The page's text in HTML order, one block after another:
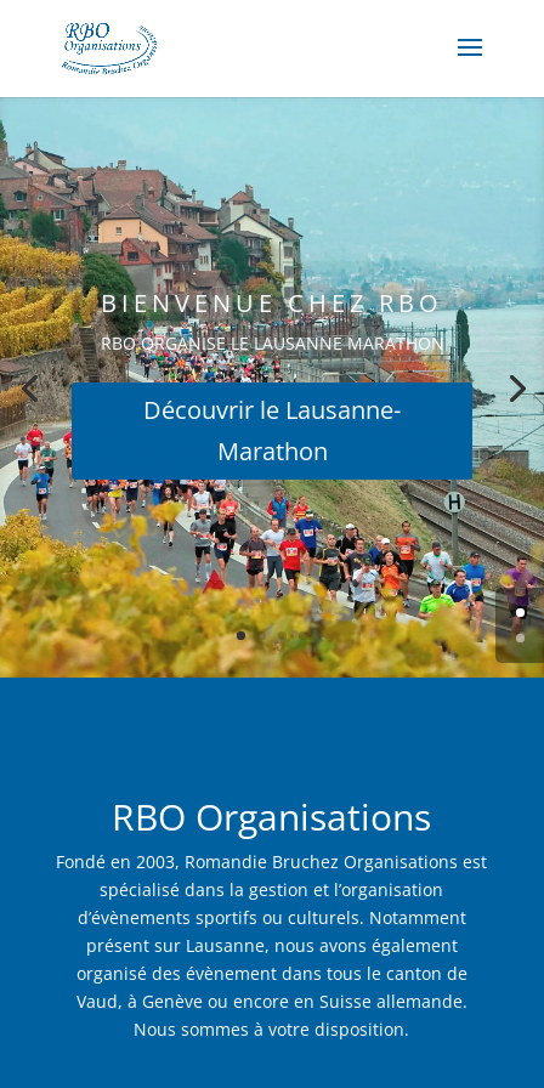
BIENVENUE CHEZ RBO
RBO ORGANISE LE LAUSANNE MARATHON
Découvrir le Lausanne-
Marathon
RBO Organisations
Fondé en 2003, Romandie Bruchez Organisations est
spécialisé dans la gestion et l’organisation
d’évènements sportifs ou culturels. Notamment
présent sur Lausanne, nous avons également
organisé des évènement dans tous le canton de
Vaud, à Genève ou encore en Suisse allemande.
Nous sommes à votre disposition.